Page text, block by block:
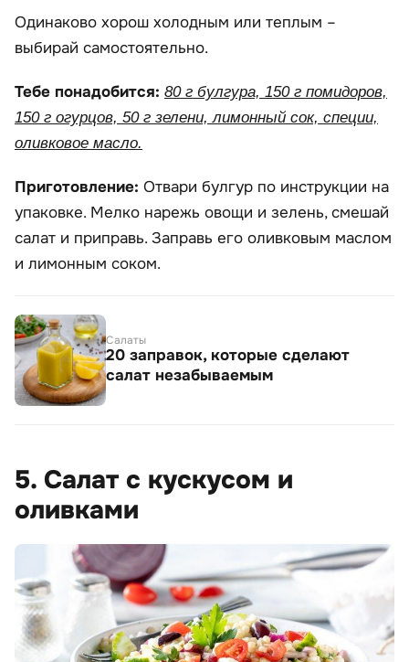
Одинаково хорош холодным или теплым –
выбирай самостоятельно.
Тебе понадобится: 80 г булгура, 150 г помидоров,
150 г огурцов, 50 г зелени, лимонный сок, специи,
оливковое масло.
Приготовление: Отвари булгур по инструкции на
упаковке. Мелко нарежь овощи и зелень, смешай
салат и приправь. Заправь его оливковым маслом
и лимонным соком.
Салаты
20 заправок, которые сделают
салат незабываемым
5. Салат с кускусом и
оливками